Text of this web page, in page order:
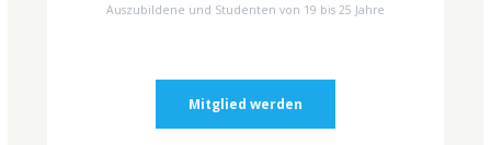
Auszubildene und Studenten von 19 bis 25 Jahre
Mitglied werden